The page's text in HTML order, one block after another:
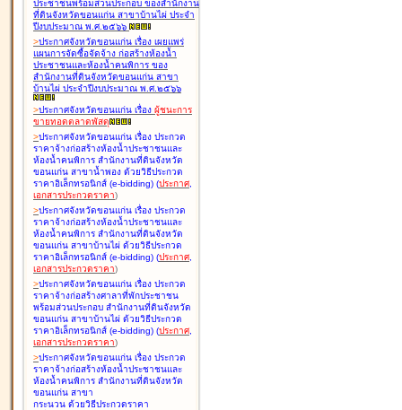
ประชาชนพร้อมส่วนประกอบ ของสำนักงาน
ที่ดินจังหวัดขอนแก่น สาขาบ้านไผ่ ประจำ
ปีงบประมาณ พ.ศ.๒๕๖๖
>ประกาศจังหวัดขอนแก่น เรื่อง เผยแพร่
แผนการจัดซื้อจัดจ้าง ก่อสร้างห้องน้ำ
ประชาชนและห้องน้ำคนพิการ ของ
สำนักงานที่ดินจังหวัดขอนแก่น สาขา
บ้านไผ่ ประจำปีงบประมาณ พ.ศ.๒๕๖๖
>ประกาศจังหวัดขอนแก่น เรื่อง ผู้ชนะการ
ขายทอดตลาดพัสดุ
>ประกาศจังหวัดขอนแก่น เรื่อง ประกวด
ราคาจ้างก่อสร้างห้องน้ำประชาชนและ
ห้องน้ำคนพิการ สำนักงานที่ดินจังหวัด
ขอนแก่น สาขาน้ำพอง ด้วยวิธีประกวด
ราคาอิเล็กทรอนิกส์ (e-bidding) (ประกาศ,
เอกสารประกวดราคา)
>ประกาศจังหวัดขอนแก่น เรื่อง ประกวด
ราคาจ้างก่อสร้างห้องน้ำประชาชนและ
ห้องน้ำคนพิการ สำนักงานที่ดินจังหวัด
ขอนแก่น สาขาบ้านไผ่ ด้วยวิธีประกวด
ราคาอิเล็กทรอนิกส์ (e-bidding) (ประกาศ,
เอกสารประกวดราคา)
>ประกาศจังหวัดขอนแก่น เรื่อง ประกวด
ราคาจ้างก่อสร้างศาลาที่พักประชาชน
พร้อมส่วนประกอบ สำนักงานที่ดินจังหวัด
ขอนแก่น สาขาบ้านไผ่ ด้วยวิธีประกวด
ราคาอิเล็กทรอนิกส์ (e-bidding) (ประกาศ,
เอกสารประกวดราคา)
>ประกาศจังหวัดขอนแก่น เรื่อง ประกวด
ราคาจ้างก่อสร้างห้องน้ำประชาชนและ
ห้องน้ำคนพิการ สำนักงานที่ดินจังหวัด
ขอนแก่น สาขา
กระนวน ด้วยวิธีประกวดราคา